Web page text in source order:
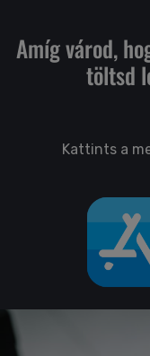
Amíg várod,
töltsd
Kattints a